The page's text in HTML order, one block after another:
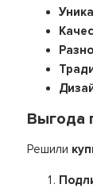
Выгода
Решили